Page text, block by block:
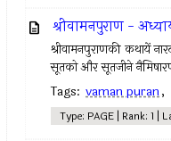
श्रीवामनपुराण -
श्रीवामनपुराणकी कथायें
सूतको और सूतजीने
Tags: vaman puran,
Type: PAGE | Rank: 1 |